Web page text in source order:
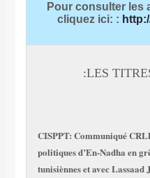
Pour consulter les
cliquez ici: :
LES
CISPPT: Communiqué
politiques d’En-Nadha en
tunisiènnes et avec